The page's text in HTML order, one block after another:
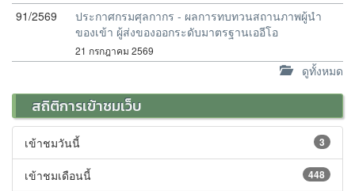
91/2569
ประกาศกรมศุลกากร - ผลการทบทวนสถานภาพผู้นำ
ของเข้า ผู้ส่งของออกระดับมาตรฐานเออีโอ
21 กรกฎาคม 2569
ดูทั้งหมด
สถิติการเข้าชมเว็บ
3
เข้าชมวันนี้
448
เข้าชมเดือนนี้